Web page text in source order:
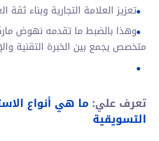
تعزيز العلامة التجارية وبناء ثقة
وهذا بالضبط ما تقدمه نهوض
متخصص يجمع بين الخبرة التقنية
تعرف علي:ما هي أنواع
التسويقية